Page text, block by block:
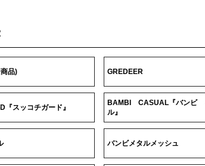
品) GREDEER
『スッコチガード』
BAMBI CASUAL『バンビ
ル』
バンビメタルメッシュ